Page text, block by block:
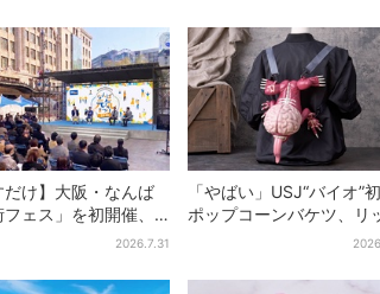
理由」
その正体とは？
だけ】大阪・なんば
ェス」を初開催、
テージ＆豪華ゲスト
2026.7.31
「やばい」USJ“バイオ”
ポップコーンバケツ、リ
カーが背中に張りつく衝
にも反応